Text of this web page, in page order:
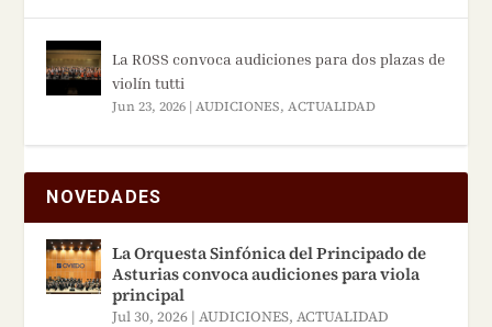
La ROSS convoca audiciones para dos plazas de
violín tutti
Jun 23, 2026 |AUDICIONES,ACTUALIDAD
NOVEDADES
La Orquesta Sinfónica del Principado de
Asturias convoca audiciones para viola
principal
Jul 30, 2026 |AUDICIONES,ACTUALIDAD